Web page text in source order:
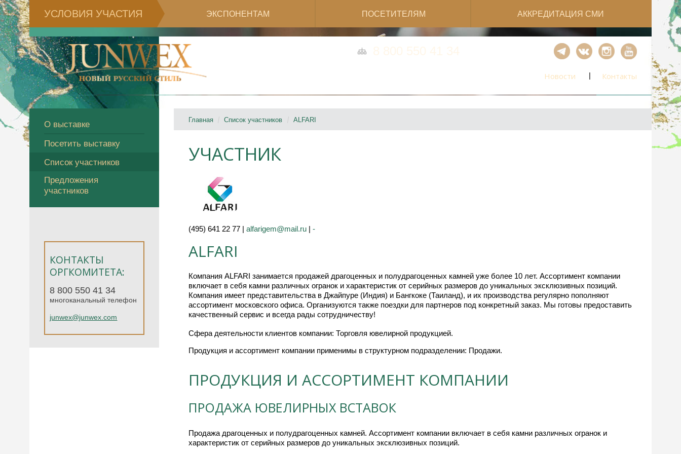
УСЛОВИЯ УЧАСТИЯ ЭКСПОНЕНТАМ ПОСЕТИТЕЛЯМ АККРЕДИТАЦИЯ СМИ
Новости Контакты
О выставке
Посетить выставку
Список участников
Предложения
участников
КОНТАКТЫ
ОРГКОМИТЕТА:
8 800 550 41 34
многоканальный телефон
junwex@junwex.com
Главная Список участников ALFARI
УЧАСТНИК
(495) 641 22 77 |alfarigem@mail.ru |-
ALFARI
Компания ALFARI занимается продажей драгоценных и полудрагоценных камней уже более 10 лет. Ассортимент компании
включает в себя камни различных огранок и характеристик от серийных размеров до уникальных эксклюзивных позиций.
Компания имеет представительства в Джайпуре (Индия) и Бангкоке (Таиланд), и их производства регулярно пополняют
ассортимент московского офиса. Организуются также поездки для партнеров под конкретный заказ. Мы готовы предоставить
качественный сервис и всегда рады сотрудничеству!
Сфера деятельности клиентов компании: Торговля ювелирной продукцией.
Продукция и ассортимент компании применимы в структурном подразделении: Продажи.
ПРОДУКЦИЯ И АССОРТИМЕНТ КОМПАНИИ
ПРОДАЖА ЮВЕЛИРНЫХ ВСТАВОК
Продажа драгоценных и полудрагоценных камней. Ассортимент компании включает в себя камни различных огранок и
характеристик от серийных размеров до уникальных эксклюзивных позиций.